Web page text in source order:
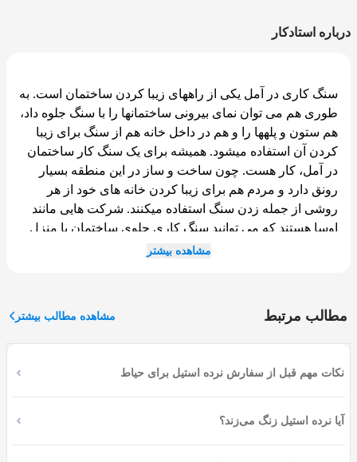
درباره استادکار
سنگ کاری در آمل یکی از راه­های زیبا کردن ساختمان است. به
طوری هم می توان نمای بیرونی ساختمان­ها را با سنگ جلوه داد،
هم ستون و پله­ها را و هم در داخل خانه هم از سنگ برای زیبا
کردن آن استفاده می­شود. همیشه برای یک سنگ کار ساختمان
در آمل، کار هست. چون ساخت و ساز در این منطقه بسیار
رونق دارد و مردم هم برای زیبا کردن خانه ­های خود از هر
روشی از جمله زدن سنگ استفاده می­کنند. شرکت هایی مانند
اوسا هستند که می توانید سنگ کاری جلوی ساختمان یا منزل
ویلایی خود را به آن بسپارید کافیست فقط تماس بگیرید.
مختلف آن کار کرده­اند. به شما اطمینان می­دهیم که با سفارش
سنگ کار در این اپلیکیشن، چندین تیم حرفه­ ای سنگ کاری در
مورد نظر شما انجام دهند.
برای استخدام سنگ کار در شمال بهترین گزینه شرکت اوسا
مشاهده بیشتر
مطالب مرتبط مشاهده مطالب بیشتر
نکات مهم قبل از سفارش نرده استیل برای حیاط
آیا نرده استیل زنگ می‌زند؟